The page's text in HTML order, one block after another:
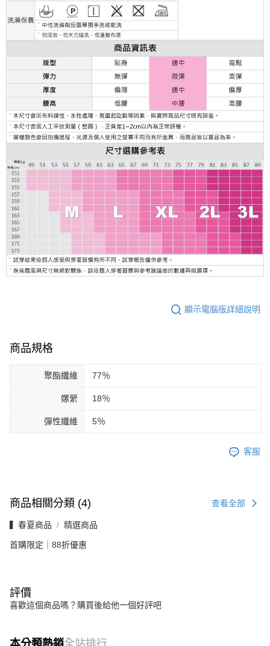
顯示電腦版詳細說明
商品規格
聚酯纖維 77％
嫘縈 18％
彈性纖維 5％
客服
商品相關分類 (4) 查看全部
▍春夏商品 精選商品
首購限定｜88折優惠
評價
喜歡這個商品嗎？購買後給他一個好評吧